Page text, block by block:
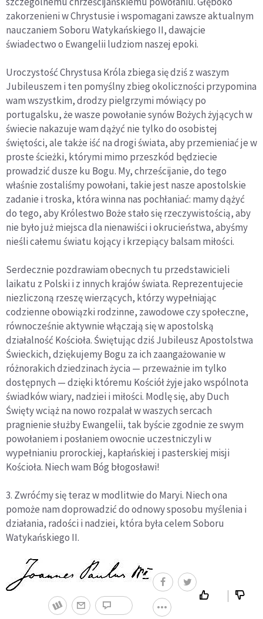
zakorzenieni w Chrystusie i wspomagani zawsze aktualnym
nauczaniem Soboru Watykańskiego II, dawajcie
świadectwo o Ewangelii ludziom naszej epoki.
Uroczystość Chrystusa Króla zbiega się dziś z waszym
Jubileuszem i ten pomyślny zbieg okoliczności przypomina
wam wszystkim, drodzy pielgrzymi mówiący po
portugalsku, że wasze powołanie synów Bożych żyjących w
świecie nakazuje wam dążyć nie tylko do osobistej
świętości, ale także iść na drogi świata, aby przemieniać je w
proste ścieżki, którymi mimo przeszkód będziecie
prowadzić dusze ku Bogu. My, chrześcijanie, do tego
właśnie zostaliśmy powołani, takie jest nasze apostolskie
zadanie i troska, która winna nas pochłaniać: mamy dążyć
do tego, aby Królestwo Boże stało się rzeczywistością, aby
nie było już miejsca dla nienawiści i okrucieństwa, abyśmy
nieśli całemu światu kojący i krzepiący balsam miłości.
Serdecznie pozdrawiam obecnych tu przedstawicieli
laikatu z Polski i z innych krajów świata. Reprezentujecie
niezliczoną rzeszę wierzących, którzy wypełniając
codzienne obowiązki rodzinne, zawodowe czy społeczne,
równocześnie aktywnie włączają się w apostolską
działalność Kościoła. Świętując dziś Jubileusz Apostolstwa
Świeckich, dziękujemy Bogu za ich zaangażowanie w
różnorakich dziedzinach życia — przeważnie im tylko
dostępnych — dzięki któremu Kościół żyje jako wspólnota
świadków wiary, nadziei i miłości. Modlę się, aby Duch
Święty wciąż na nowo rozpalał w waszych sercach
pragnienie służby Ewangelii, tak byście zgodnie ze swym
powołaniem i posłaniem owocnie uczestniczyli w
wypełnianiu prorockiej, kapłańskiej i pasterskiej misji
Kościoła. Niech wam Bóg błogosławi!
3. Zwróćmy się teraz w modlitwie do Maryi. Niech ona
pomoże nam doprowadzić do odnowy sposobu myślenia i
działania, radości i nadziei, która była celem Soboru
Watykańskiego II.